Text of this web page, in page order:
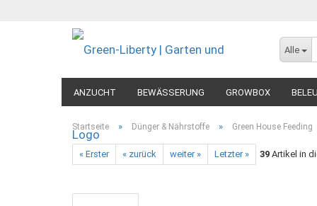
Alle
ANZUCHT BEWÄSSERUNG GROWBOX
MESSGERÄTE DIVERSES
Startseite » Dünger & Nährstoffe » Green House Feeding
« Erster « zurück weiter » Letzter » 39 Artikel in